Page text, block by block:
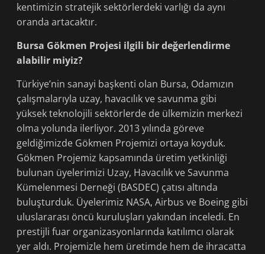
kentimizin stratejik sektörlerdeki varlığı da aynı
oranda artacaktır.
Bursa Gökmen Projesi ilgili bir değerlendirme
alabilir miyiz?
Türkiye’nin sanayi başkenti olan Bursa, Odamızın
çalışmalarıyla uzay, havacılık ve savunma gibi
yüksek teknolojili sektörlerde de ülkemizin merkezi
olma yolunda ilerliyor. 2013 yılında göreve
geldiğimizde Gökmen Projemizi ortaya koyduk.
Gökmen Projemiz kapsamında üretim yetkinliği
bulunan üyelerimizi Uzay, Havacılık ve Savunma
Kümelenmesi Derneği (BASDEC) çatısı altında
buluşturduk. Üyelerimiz NASA, Airbus ve Boeing gibi
uluslararası öncü kuruluşları yakından inceledi. En
prestijli fuar organizasyonlarında katılımcı olarak
yer aldı. Projemizle hem üretimde hem de ihracatta